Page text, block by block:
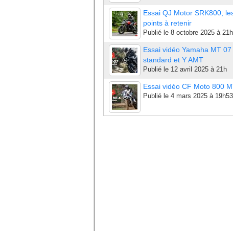
Essai QJ Motor SRK800,
points à retenir
Publié le 8 octobre 2025 à
Essai vidéo Yamaha MT
standard et Y AMT
Publié le 12 avril 2025 à 21h
Essai vidéo CF Moto 800
Publié le 4 mars 2025 à 19h53